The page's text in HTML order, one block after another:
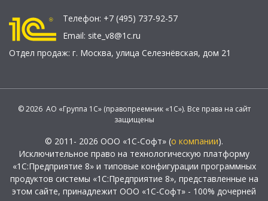
Телефон: +7 (495) 737-92-57
Email: site_v8@1c.ru
Отдел продаж: г. Москва, улица Селезнёвская, дом 21
© 2026 АО «Группа 1С» (правопреемник «1С»). Все права на сайт
защищены
© 2011- 2026 ООО «1С-Софт» (о компании).
Исключительное право на технологическую платформу
«1С:Предприятие 8» и типовые конфигурации программных
продуктов системы «1С:Предприятие 8», представленные на
этом сайте, принадлежит ООО «1С-Софт» - 100% дочерней